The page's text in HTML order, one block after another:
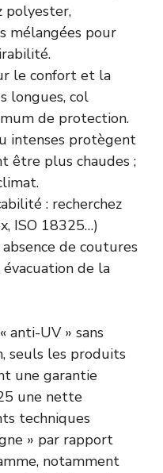
polyester,
mélangées pour
le confort et la
longues, col
de protection.
intenses protègent
être plus chaudes ;
: recherchez
ISO 18325…)
de coutures
de la
anti-UV » sans
seuls les produits
une garantie
une nette
techniques
» par rapport
notamment